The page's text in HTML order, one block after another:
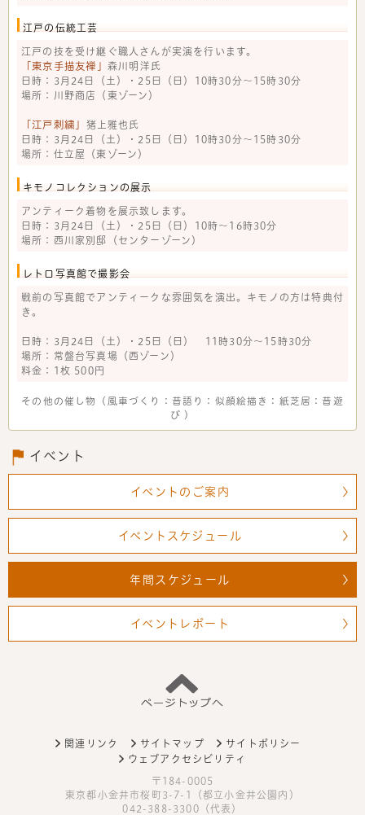
江戸の伝統工芸
江戸の技を受け継ぐ職人さんが実演を行います。
「東京手描友禅」 森川明洋氏
日時：3月24日（土）・25日（日）10時30分～15時30分
場所：川野商店（東ゾーン）
「江戸刺繍」 猪上雅也氏
日時：3月24日（土）・25日（日）10時30分～15時30分
場所：仕立屋（東ゾーン）
キモノコレクションの展示
アンティーク着物を展示致します。
日時：3月24日（土）・25日（日）10時～16時30分
場所：西川家別邸（センターゾーン）
レトロ写真館で撮影会
戦前の写真館でアンティークな雰囲気を演出。キモノの方は特典付
き。
日時：3月24日（土）・25日（日） 11時30分～15時30分
場所：常盤台写真場（西ゾーン）
料金：1枚 500円
その他の催し物（ 風車づくり ： 昔語り ： 似顔絵描き ： 紙芝居 ： 昔遊
び ）
イベント
イベントのご案内
イベントスケジュール
年間スケジュール
イベントレポート
関連リンク サイトマップ
サイトポリシー
ウェブアクセシビリティ
〒184-0005
東京都小金井市桜町3-7-1（都立小金井公園内）
042-388-3300（代表）